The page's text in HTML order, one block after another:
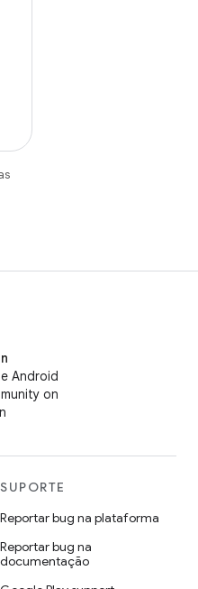
Android
on
SUPORTE
Reportar bug na plataforma
Reportar bug na
documentação